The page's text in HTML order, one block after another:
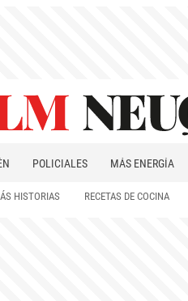
POLICIALES MÁS ENERGÍA
HISTORIAS RECETAS DE COCINA